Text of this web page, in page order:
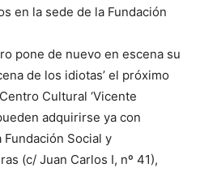
en la sede de la Fundación
pone de nuevo en escena su
de los idiotas’ el próximo
Cultural ‘Vicente
adquirirse ya con
Social y
(c/ Juan Carlos I, nº 41),